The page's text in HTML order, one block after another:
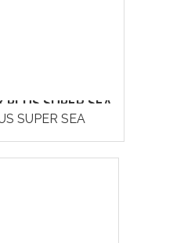
SUPER SEA
SUPER SEA